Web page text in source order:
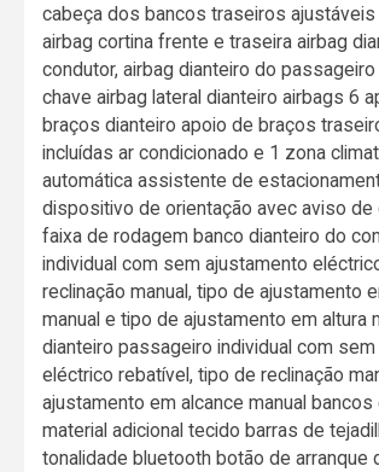
cabeça dos bancos traseiros ajustáveis
airbag cortina frente e traseira airbag
condutor, airbag dianteiro do
chave airbag lateral dianteiro airbags 6
braços dianteiro apoio de braços
incluídas ar condicionado e 1 zona
automática assistente de
dispositivo de orientação avec aviso de
faixa de rodagem banco dianteiro do
individual com sem ajustamento
reclinação manual, tipo de ajustamento
manual e tipo de ajustamento em altura
dianteiro passageiro individual com
eléctrico rebatível, tipo de reclinação
ajustamento em alcance manual
material adicional tecido barras de
tonalidade bluetooth botão de arranque